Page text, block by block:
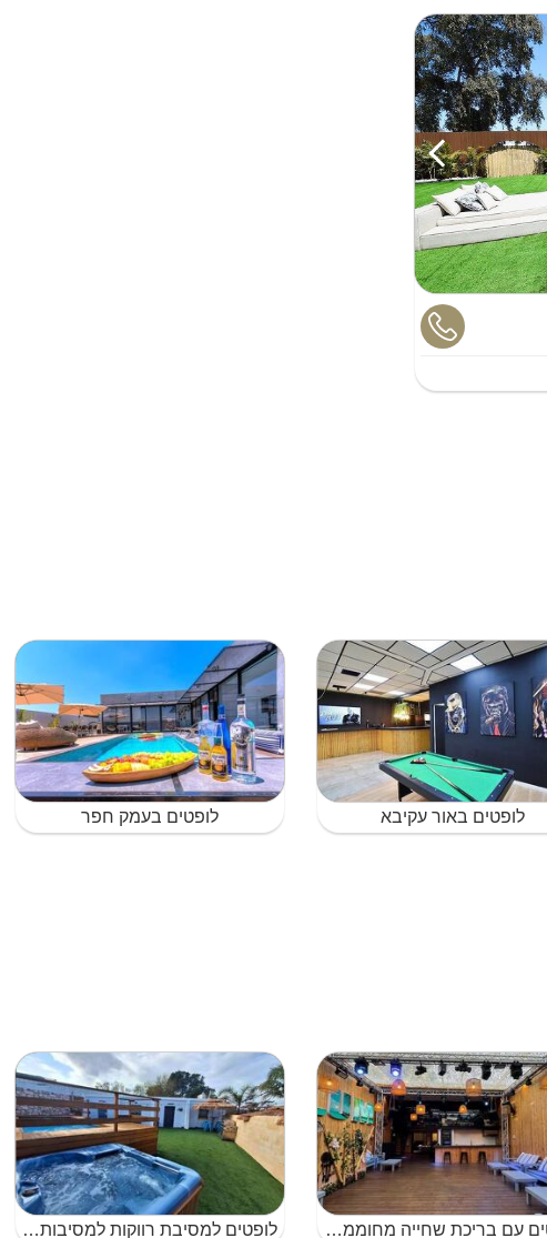
לופטים באור עקיבא לופטים בעמק חפר
לופטים עם בריכת שחייה מחוממת בנתניה לופטים למסיבת רווקות למסיבות עם בריכת שחייה בנתניה